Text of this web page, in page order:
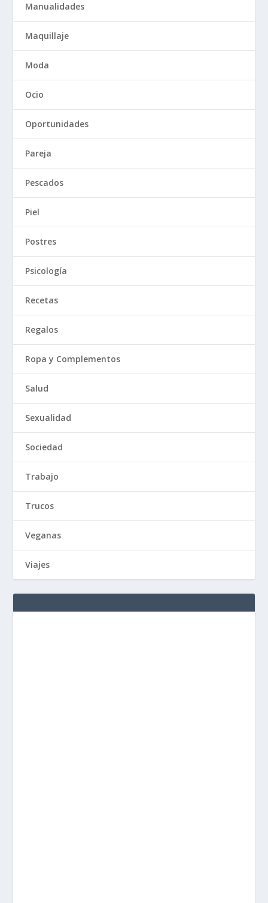
Manualidades
Maquillaje
Moda
Ocio
Oportunidades
Pareja
Pescados
Piel
Postres
Psicología
Recetas
Regalos
Ropa y Complementos
Salud
Sexualidad
Sociedad
Trabajo
Trucos
Veganas
Viajes